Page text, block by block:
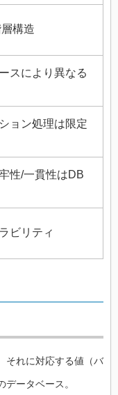
構造
スにより異なる
ョン処理は限定
性/一貫性はDB
ビリティ
それに対応する値（バ
ータベース。